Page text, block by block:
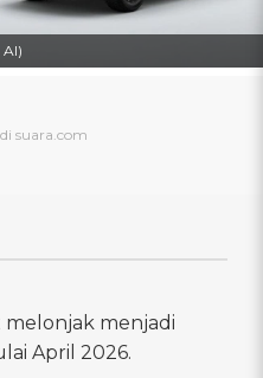
melonjak menjadi
April 2026.